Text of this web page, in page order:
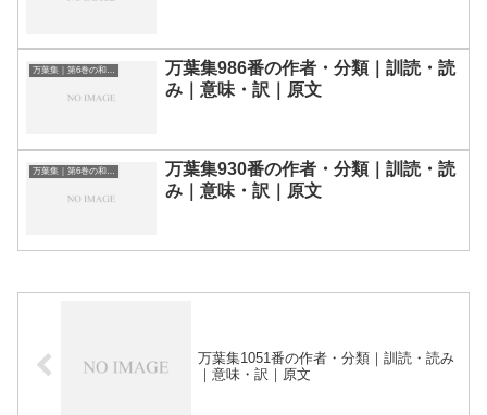
万葉集｜第6巻の和歌一覧
万葉集986番の作者・分類｜訓読・読
み｜意味・訳｜原文
万葉集930番の作者・分類｜訓読・読
み｜意味・訳｜原文
万葉集1051番の作者・分類｜訓読・読み
｜意味・訳｜原文